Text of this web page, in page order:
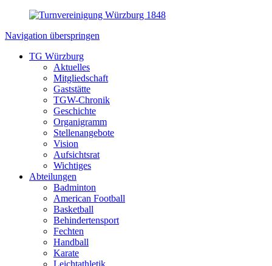
Navigation überspringen
TG Würzburg
Aktuelles
Mitgliedschaft
Gaststätte
TGW-Chronik
Geschichte
Organigramm
Stellenangebote
Vision
Aufsichtsrat
Wichtiges
Abteilungen
Badminton
American Football
Basketball
Behindertensport
Fechten
Handball
Karate
Leichtathletik